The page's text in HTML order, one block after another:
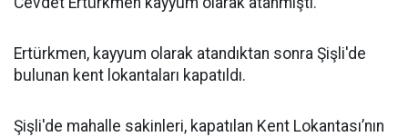
Ertürkmen, kayyum olarak atandıktan sonra Şişli'de
bulunan kent lokantaları kapatıldı.
Şişli'de mahalle sakinleri, kapatılan Kent Lokantası’nın